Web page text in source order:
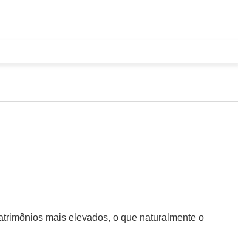
mais elevados, o que naturalmente o